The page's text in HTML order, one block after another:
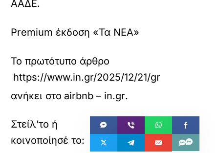
ΑΑΔΕ.
Premium έκδοση «Τα ΝΕΑ»
Το πρωτότυπο άρθρο
https://www.in.gr/2025/12/21/greece/
ανήκει στο airbnb – in.gr.